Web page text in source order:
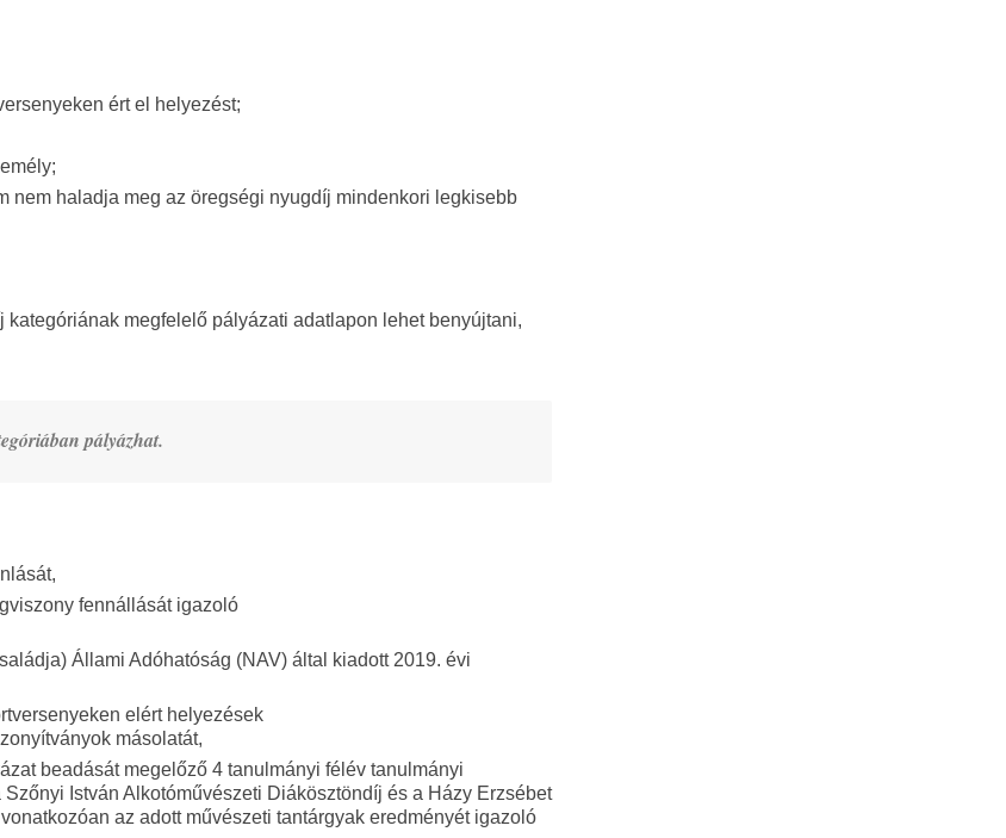
ért el helyezést;
nem haladja meg az öregségi nyugdíj mindenkori legkisebb
megfelelő pályázati adatlapon lehet benyújtani,
pályázhat.
fennállását igazoló
Állami Adóhatóság (NAV) által kiadott 2019. évi
elért helyezések
másolatát,
beadását megelőző 4 tanulmányi félév tanulmányi
István Alkotóművészeti Diákösztöndíj és a Házy Erzsébet
az adott művészeti tantárgyak eredményét igazoló